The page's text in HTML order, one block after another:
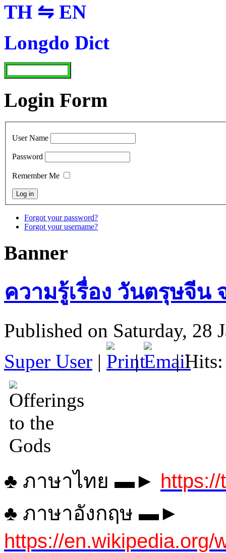
TH ⇋ EN
Longdo Dict
Login Form
User Name
Password
Remember Me
Forgot your password?
Forgot your username?
Banner
ความรู้เรื่อง วันตรุษจีน
Published on Saturday, 28
Super User | | | Hits:
♣ ภาษาไทย ▬►
♣ ภาษาอังกฤษ ▬►
https://en.wikipedia.org/